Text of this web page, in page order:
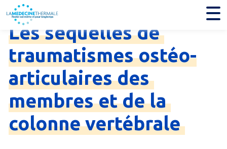
Je trouve mon établissement thermal
Lesséquellesde
traumatismesostéo-
articulairesdes
membresetdela
colonnevertébrale